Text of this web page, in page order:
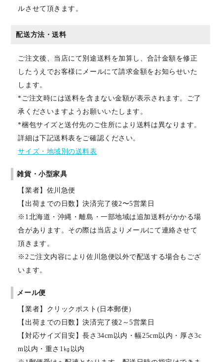
ルさせて頂きます。
配送方法・送料
ご注文後、当店にて別途送料を加算し、合計金額を修正
したうえでお客様にメールにて請求金額をお知らせいた
します。
*ご注文時には送料を含まない金額が表示されます。ご了
承くださいますようお願いいたします。
*梱包サイズと送付先のご住所により送料は異なります。
詳細は下記送料表をご確認ください。
サイズ・地域別の送料表
雑貨・小型家具
【業者】佐川急便
【出荷までの日数】決済完了後2〜5営業日
※1北海道・沖縄・離島・一部地域は追加送料がかかる場
合があります。その際は当店よりメールにて連絡させて
頂きます。
※2ご注文内容により佐川急便以外で配送する場合もござ
います。
メール便
【業者】クリックポスト(日本郵便）
【出荷までの日数】決済完了後2～5営業日
【対応サイズ目安】長さ34cm以内・幅25cm以内・厚さ3c
m以内・重さ1㎏以内